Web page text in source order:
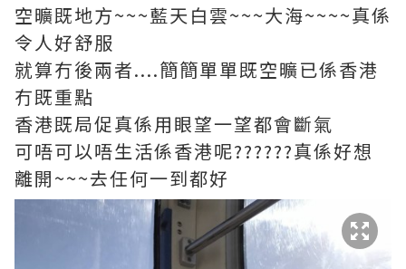
空曠既地方~~~藍天白雲~~~大海~~~~真係
令人好舒服
就算冇後兩者....簡簡單單既空曠已係香港
冇既重點
香港既局促真係用眼望一望都會斷氣
可唔可以唔生活係香港呢??????真係好想
離開~~~去任何一到都好